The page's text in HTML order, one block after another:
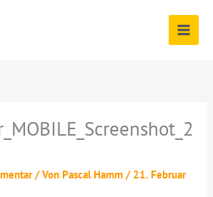
/ VonPascal Hamm/ 21. Februar